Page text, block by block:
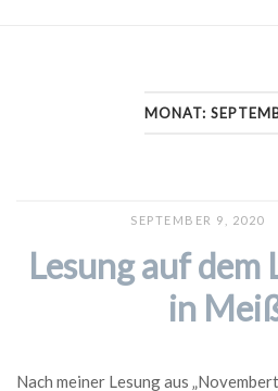
MONAT:
SEPTEMBER 9, 2020
Lesung auf
in
Nach meiner Lesung aus